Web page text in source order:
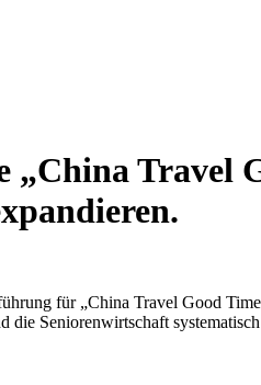
Travel
für „China Travel Good
die Seniorenwirtschaft